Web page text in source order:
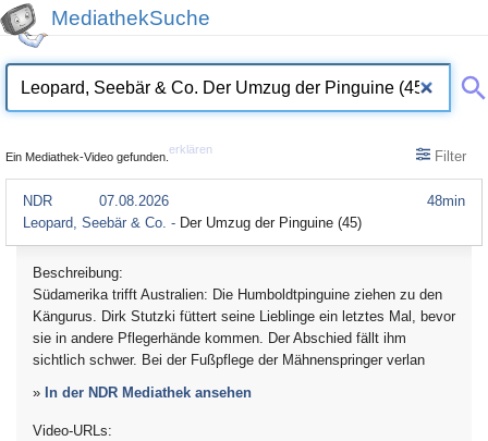
MediathekSuche
Ein Mediathek-Video gefunden.
erklären Filter
48min
NDR
07.08.2026
Leopard, Seebär & Co. - Der Umzug der Pinguine (45)
Beschreibung:
Südamerika trifft Australien: Die Humboldtpinguine ziehen zu den
Kängurus. Dirk Stutzki füttert seine Lieblinge ein letztes Mal, bevor
sie in andere Pflegerhände kommen. Der Abschied fällt ihm
sichtlich schwer. Bei der Fußpflege der Mähnenspringer verlan
» In der NDR Mediathek ansehen
Video-URLs: